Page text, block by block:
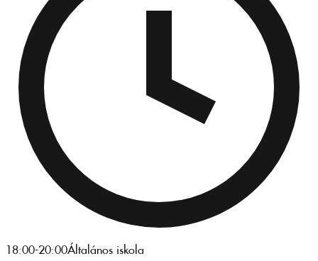
18:00-20:00Általános iskola